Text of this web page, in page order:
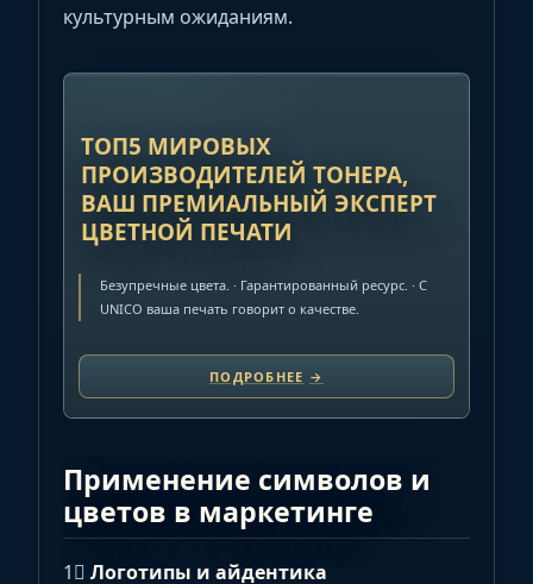
культурным ожиданиям.
ТОП5 МИРОВЫХ
ПРОИЗВОДИТЕЛЕЙ ТОНЕРА,
ВАШ ПРЕМИАЛЬНЫЙ ЭКСПЕРТ
ЦВЕТНОЙ ПЕЧАТИ
Безупречные цвета. · Гарантированный ресурс. · C
UNICO ваша печать говорит о качестве.
ПОДРОБНЕЕ →
Применение символов и
цветов в маркетинге
1⃣ Логотипы и айдентика